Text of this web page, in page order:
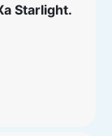
Starlight.